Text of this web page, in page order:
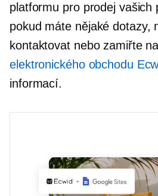
platformu pro prodej vašich
pokud máte nějaké dotazy,
kontaktovat nebo zamiřte na
elektronického obchodu
informací.